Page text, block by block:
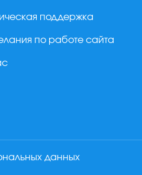
поддержка
по работе сайта
данных